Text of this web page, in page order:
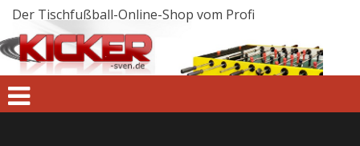
Zum
springen